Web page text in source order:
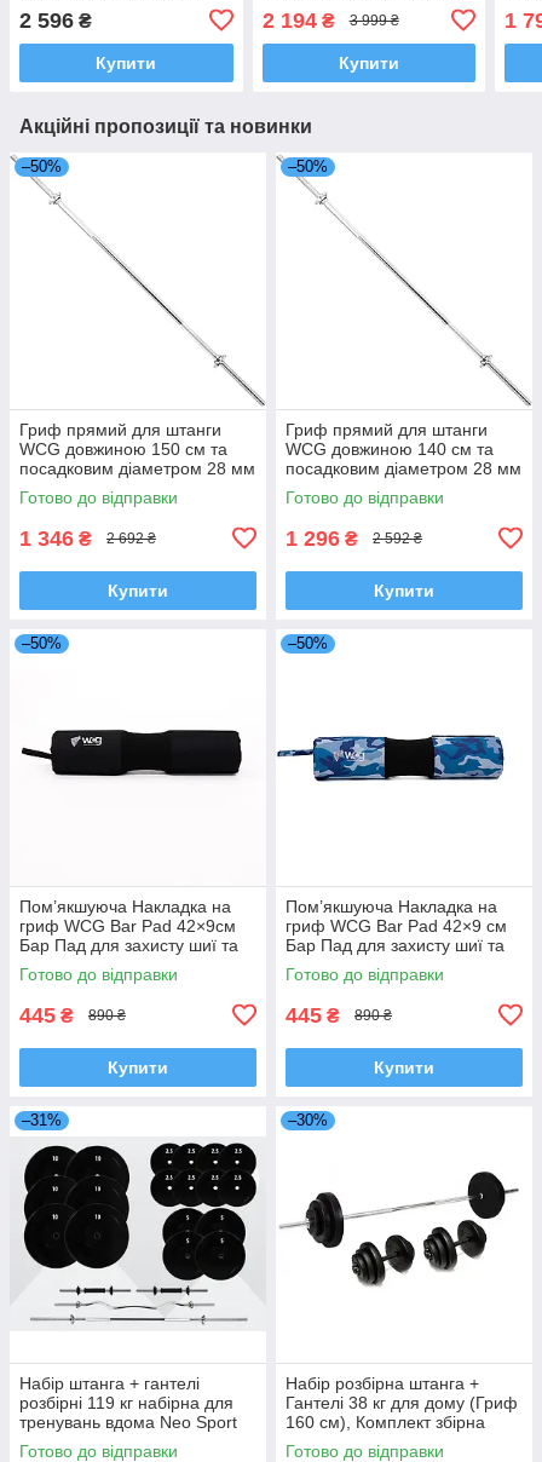
2 596 ₴
Купити
удома зі змінною вагою
Neo Sport
2 194₴ 3 999 ₴
Купити
Neo
1
Акційні пропозиції та новинки
–50%
Гриф прямий для штанги
WCG довжиною 150 см та
посадковим діаметром 28 мм
для силових тренувань в
домашніх умовах
Готово до відправки
1 346 ₴ 2 692 ₴
Купити
–50%
Гриф прямий для штанги
WCG довжиною 140 см та
посадковим діаметром 28 мм
для силових тренувань в
домашніх умовах
Готово до відправки
1 296 ₴ 2 592 ₴
Купити
–50%
Пом’якшуюча Накладка на
гриф WCG Bar Pad 42×9см
Бар Пад для захисту шиї та
плечей під час присідань
гіпоалергенна накладка на
Готово до відправки
445 ₴ 890 ₴
Купити
–50%
Пом’якшуюча Накладка на
гриф WCG Bar Pad 42×9 см
Бар Пад для захисту шиї та
плечей під час занять
гіпоалергенна накладка на
Готово до відправки
445 ₴ 890 ₴
Купити
–31%
Набір штанга + гантелі
розбірні 119 кг набірна для
тренувань вдома Neo Sport
Готово до відправки
–30%
Набір розбірна штанга +
Гантелі 38 кг для дому (Гриф
160 см), Комплект збірна
спортивна WCG
Готово до відправки